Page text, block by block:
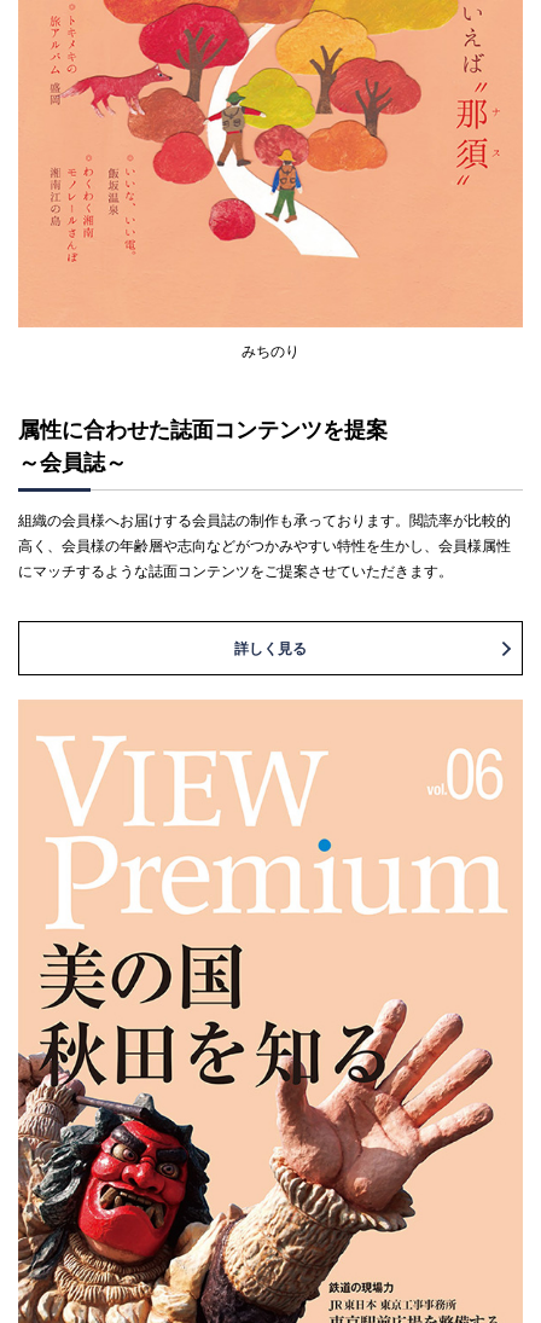
みちのり
属性に合わせた誌面コンテンツを提案
～会員誌～
組織の会員様へお届けする会員誌の制作も承っております。閲読率が比較的
高く、会員様の年齢層や志向などがつかみやすい特性を生かし、会員様属性
にマッチするような誌面コンテンツをご提案させていただきます。
詳しく見る